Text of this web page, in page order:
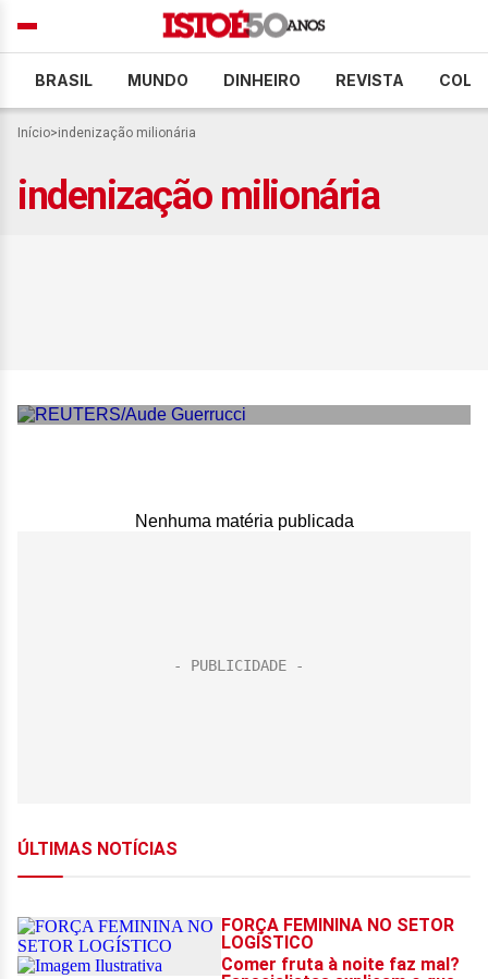
BRASIL MUNDO DINHEIRO REVISTA
Início>indenização milionária
indenização milionária
Nenhuma matéria publicada